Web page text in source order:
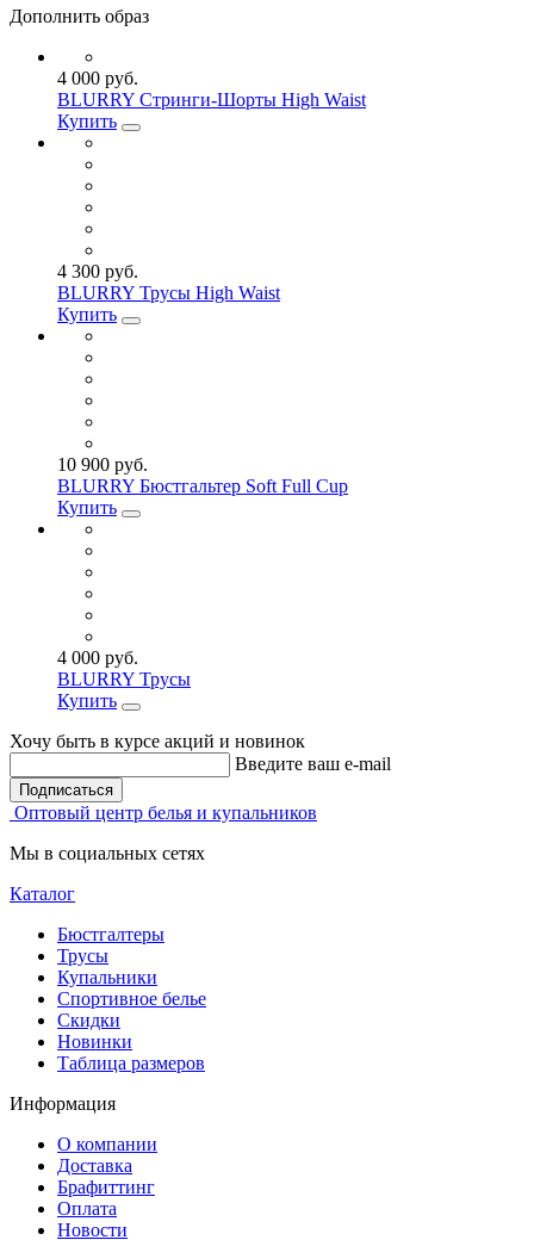
Дополнить образ
4 000 руб.
BLURRY Стринги-Шорты High Waist
Купить
4 300 руб.
BLURRY Трусы High Waist
Купить
10 900 руб.
BLURRY Бюстгальтер Soft Full Cup
Купить
4 000 руб.
BLURRY Трусы
Купить
Хочу быть в курсе акций и новинок
Введите ваш e-mail
Подписаться
Оптовый центр белья и купальников
Мы в социальных сетях
Каталог
Бюстгалтеры
Трусы
Купальники
Спортивное белье
Скидки
Новинки
Таблица размеров
Информация
О компании
Доставка
Брафиттинг
Оплата
Новости